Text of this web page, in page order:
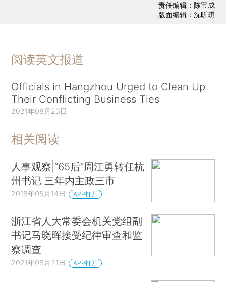
责任编辑：陈宝成
版面编辑：沈昕琪
阅读英文报道
Officials in Hangzhou Urged to Clean Up
Their Conflicting Business Ties
2021年08月23日
相关阅读
人事观察|“65后”周江勇转任杭
州书记 三年内主政三市
2018年05月14日 APP打开
浙江省人大常委会机关党组副
书记马晓晖接受纪律审查和监
察调查
2021年08月21日 APP打开